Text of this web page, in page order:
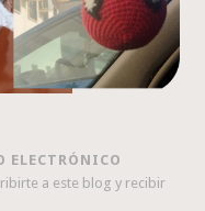
ELECTRÓNICO
a este blog y recibir